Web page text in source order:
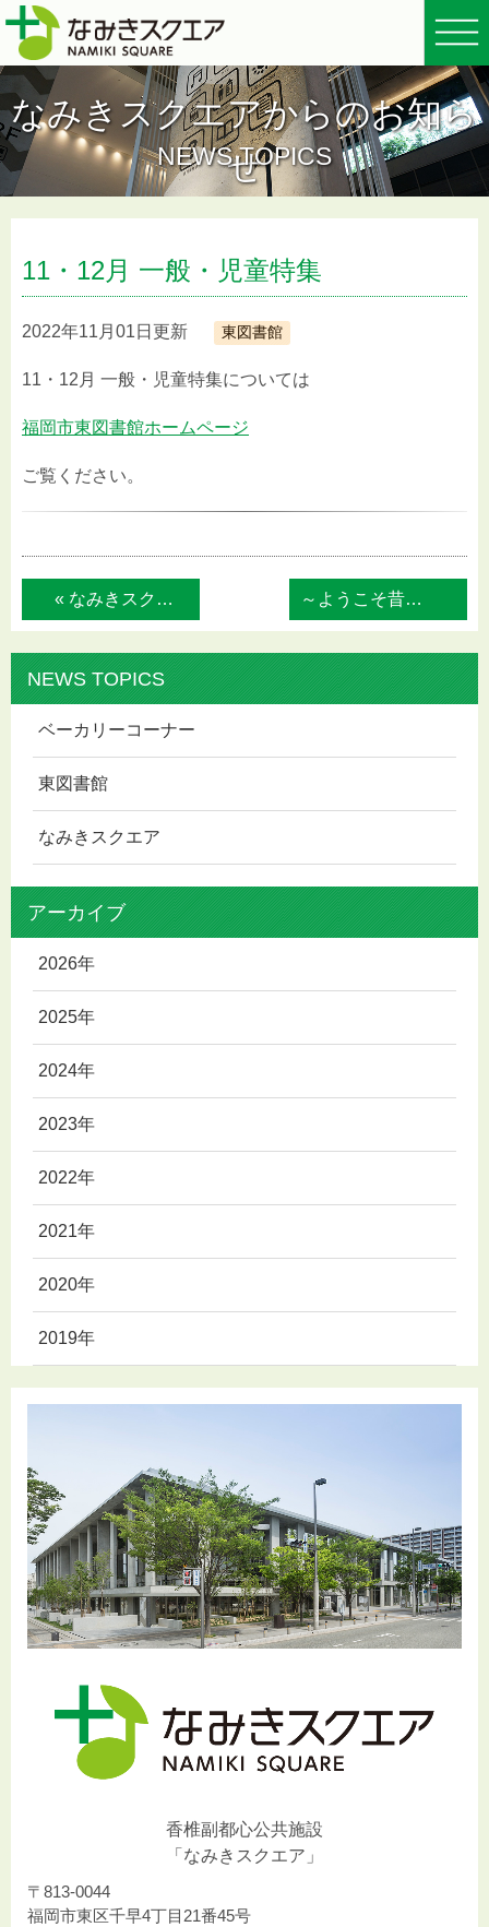
なみきスクエアからのお知ら
せ
NEWS TOPICS
11・12月 一般・児童特集
2022年11月01日更新 東図書館
11・12月 一般・児童特集については
福岡市東図書館ホームページ
ご覧ください。
« なみきスクエア情報紙「東ＺＩＮＥ（ひがし... ～ようこそ昔話の世界～７人の語り手による... »
NEWS TOPICS
ベーカリーコーナー
東図書館
なみきスクエア
アーカイブ
2026年
2025年
2024年
2023年
2022年
2021年
2020年
2019年
香椎副都心公共施設
「なみきスクエア」
〒813-0044
福岡市東区千早4丁目21番45号